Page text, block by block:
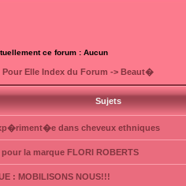
ce forum : Aucun
Elle Index du Forum -> Beaut�
Sujets
dans cheveux ethniques
la marque FLORI ROBERTS
: MOBILISONS NOUS!!!